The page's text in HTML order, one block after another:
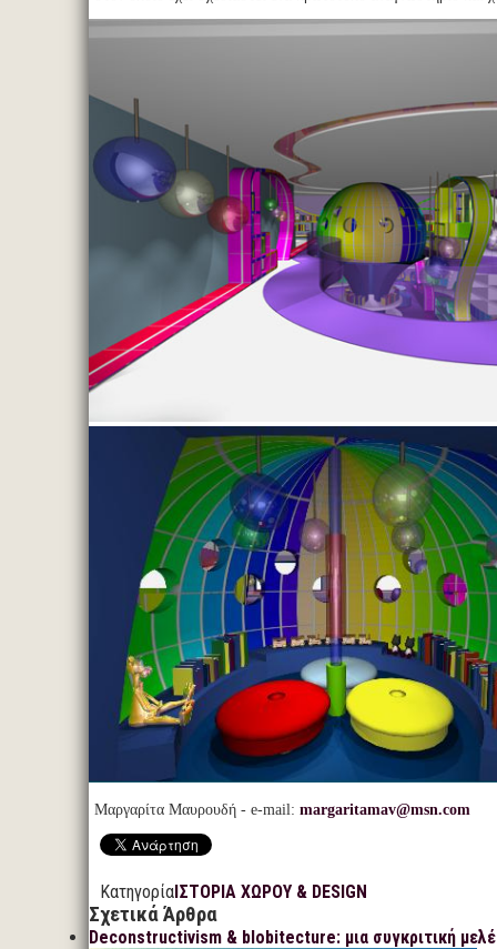
Μαργαρίτα Μαυρουδή - e-mail: margaritamav@msn.com
ΚατηγορίαΙΣΤΟΡΙΑ ΧΩΡΟΥ & DESIGN
Σχετικά Άρθρα
Deconstructivism & blobitecture: μια συγκριτική